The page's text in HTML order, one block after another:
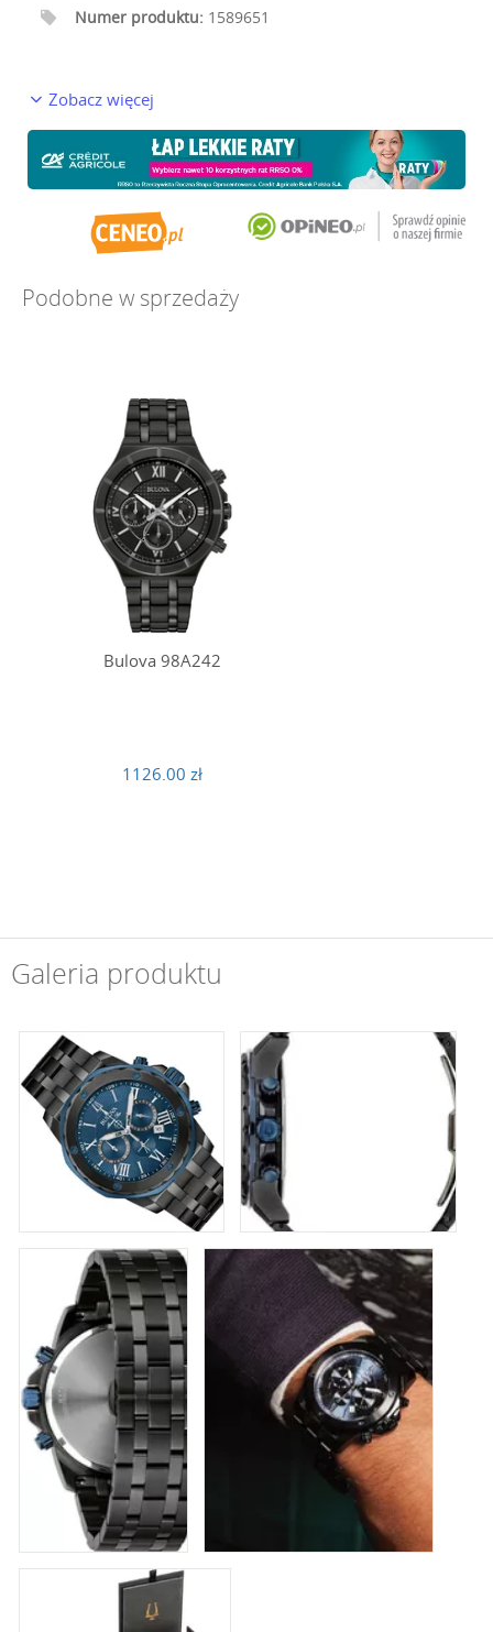
Numer produktu: 1589651
Zobacz więcej
Podobne w sprzedaży
Bulova 98A242
1126.00 zł
Galeria produktu